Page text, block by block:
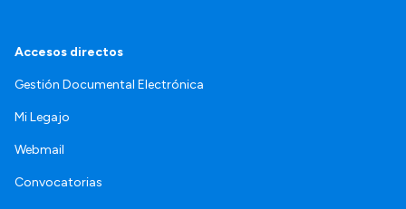
Accesos directos
Gestión Documental Electrónica
Mi Legajo
Webmail
Convocatorias